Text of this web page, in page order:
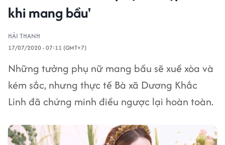
khi mang bầu'
HẢI THANH
17/07/2020 - 07:11 (GMT+7)
Những tưởng phụ nữ mang bầu sẽ xuề xòa và
kém sắc, nhưng thực tế Bà xã Dương Khắc
Linh đã chứng minh điều ngược lại hoàn toàn.